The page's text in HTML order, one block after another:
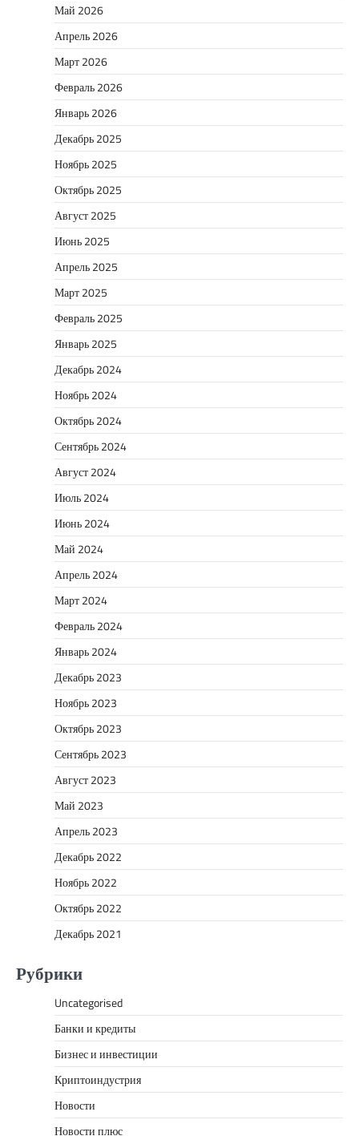
Май 2026
Апрель 2026
Март 2026
Февраль 2026
Январь 2026
Декабрь 2025
Ноябрь 2025
Октябрь 2025
Август 2025
Июнь 2025
Апрель 2025
Март 2025
Февраль 2025
Январь 2025
Декабрь 2024
Ноябрь 2024
Октябрь 2024
Сентябрь 2024
Август 2024
Июль 2024
Июнь 2024
Май 2024
Апрель 2024
Март 2024
Февраль 2024
Январь 2024
Декабрь 2023
Ноябрь 2023
Октябрь 2023
Сентябрь 2023
Август 2023
Май 2023
Апрель 2023
Декабрь 2022
Ноябрь 2022
Октябрь 2022
Декабрь 2021
Рубрики
Uncategorised
Банки и кредиты
Бизнес и инвестиции
Криптоиндустрия
Новости
Новости плюс